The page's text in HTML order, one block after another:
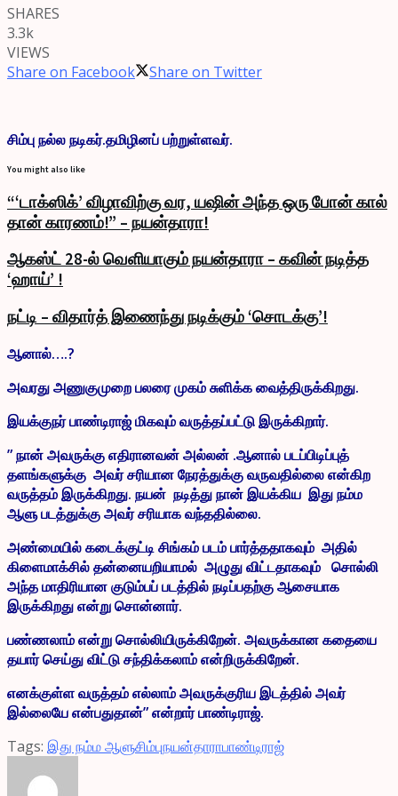
SHARES
3.3k
VIEWS
Share on Facebook
Share on Twitter
சிம்பு நல்ல நடிகர்.தமிழினப் பற்றுள்ளவர்.
You might also like
“‘டாக்ஸிக்’ விழாவிற்கு வர, யஷின் அந்த ஒரு போன் கால்
தான் காரணம்!” – நயன்தாரா!
ஆகஸ்ட் 28-ல் வெளியாகும் நயன்தாரா – கவின் நடித்த
‘ஹாய்’ !
நட்டி – விதார்த் இணைந்து நடிக்கும் ‘சொடக்கு’!
ஆனால்….?
அவரது அணுகுமுறை பலரை முகம் சுளிக்க வைத்திருக்கிறது.
இயக்குநர் பாண்டிராஜ் மிகவும் வருத்தப்பட்டு இருக்கிறார்.
” நான் அவருக்கு எதிரானவன் அல்லன் .ஆனால் படப்பிடிப்புத்
தளங்களுக்கு அவர் சரியான நேரத்துக்கு வருவதில்லை என்கிற
வருத்தம் இருக்கிறது. நயன் நடித்து நான் இயக்கிய இது நம்ம
ஆளு படத்துக்கு அவர் சரியாக வந்ததில்லை.
அண்மையில் கடைக்குட்டி சிங்கம் படம் பார்த்ததாகவும் அதில்
கிளைமாக்சில் தன்னையறியாமல் அழுது விட்டதாகவும் சொல்லி
அந்த மாதிரியான குடும்பப் படத்தில் நடிப்பதற்கு ஆசையாக
இருக்கிறது என்று சொன்னார்.
பண்ணலாம் என்று சொல்லியிருக்கிறேன். அவருக்கான கதையை
தயார் செய்து விட்டு சந்திக்கலாம் என்றிருக்கிறேன்.
எனக்குள்ள வருத்தம் எல்லாம் அவருக்குரிய இடத்தில் அவர்
இல்லையே என்பதுதான்” என்றார் பாண்டிராஜ்.
Tags: இது நம்ம ஆளுசிம்புநயன்தாராபாண்டிராஜ்